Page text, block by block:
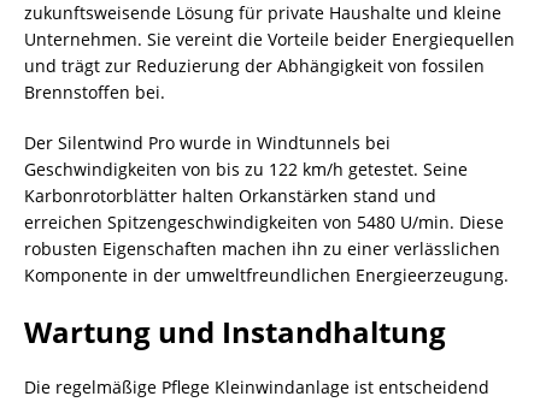
zukunftsweisende Lösung für private Haushalte und kleine
Unternehmen. Sie vereint die Vorteile beider Energiequellen
und trägt zur Reduzierung der Abhängigkeit von fossilen
Brennstoffen bei.
Der Silentwind Pro wurde in Windtunnels bei
Geschwindigkeiten von bis zu 122 km/h getestet. Seine
Karbonrotorblätter halten Orkanstärken stand und
erreichen Spitzengeschwindigkeiten von 5480 U/min. Diese
robusten Eigenschaften machen ihn zu einer verlässlichen
Komponente in der umweltfreundlichen Energieerzeugung.
Wartung und Instandhaltung
Die regelmäßige Pflege Kleinwindanlage ist entscheidend